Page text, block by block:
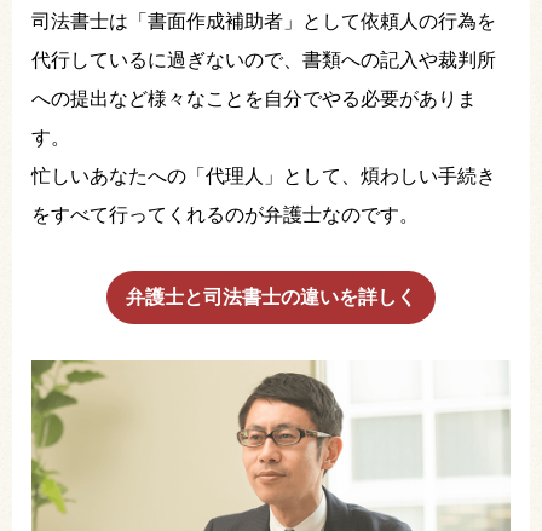
司法書士は「書面作成補助者」として依頼人の行為を
代行しているに過ぎないので、書類への記入や裁判所
への提出など様々なことを自分でやる必要がありま
す。
忙しいあなたへの「代理人」として、煩わしい手続き
をすべて行ってくれるのが弁護士なのです。
弁護士と司法書士の違いを詳しく